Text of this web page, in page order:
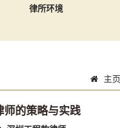
律所环境
主页
师的策略与实践